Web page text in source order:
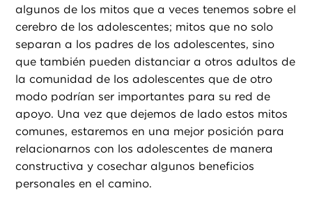
algunos de los mitos que a veces tenemos sobre el
cerebro de los adolescentes; mitos que no solo
separan a los padres de los adolescentes, sino
que también pueden distanciar a otros adultos de
la comunidad de los adolescentes que de otro
modo podrían ser importantes para su red de
apoyo. Una vez que dejemos de lado estos mitos
comunes, estaremos en una mejor posición para
relacionarnos con los adolescentes de manera
constructiva y cosechar algunos beneficios
personales en el camino.